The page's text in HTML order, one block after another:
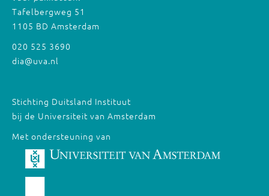
Tafelbergweg 51
1105 BD Amsterdam
020 525 3690
dia@uva.nl
Stichting Duitsland Instituut
bij de Universiteit van Amsterdam
Met ondersteuning van